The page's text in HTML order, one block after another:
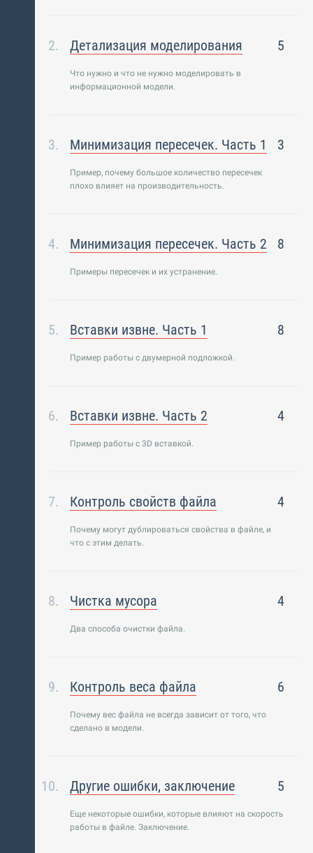
Детализация моделирования 5
Что нужно и что не нужно моделировать в
информационной модели.
Минимизация пересечек. Часть 1 3
Пример, почему большое количество пересечек
плохо влияет на производительность.
Минимизация пересечек. Часть 2 8
Примеры пересечек и их устранение.
Вставки извне. Часть 1 8
Пример работы с двумерной подложкой.
Вставки извне. Часть 2 4
Пример работы с 3D вставкой.
Контроль свойств файла 4
Почему могут дублироваться свойства в файле, и
что с этим делать.
Чистка мусора 4
Два способа очистки файла.
Контроль веса файла 6
Почему вес файла не всегда зависит от того, что
сделано в модели.
Другие ошибки, заключение 5
Еще некоторые ошибки, которые влияют на скорость
работы в файле. Заключение.